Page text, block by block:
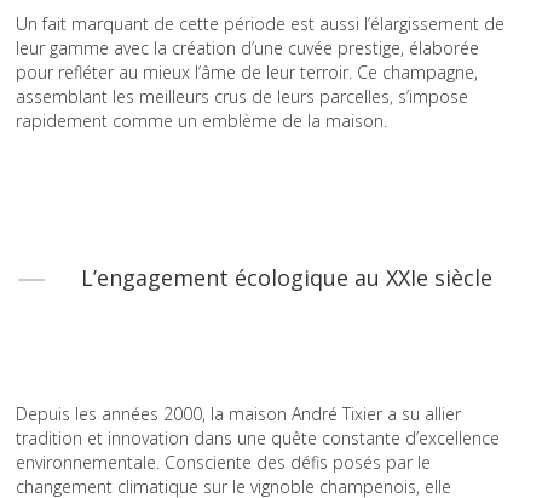
Un fait marquant de cette période est aussi l’élargissement de
leur gamme avec la création d’une cuvée prestige, élaborée
pour refléter au mieux l’âme de leur terroir. Ce champagne,
assemblant les meilleurs crus de leurs parcelles, s’impose
rapidement comme un emblème de la maison.
L’engagement écologique au XXIe siècle
Depuis les années 2000, la maison André Tixier a su allier
tradition et innovation dans une quête constante d’excellence
environnementale. Consciente des défis posés par le
changement climatique sur le vignoble champenois, elle